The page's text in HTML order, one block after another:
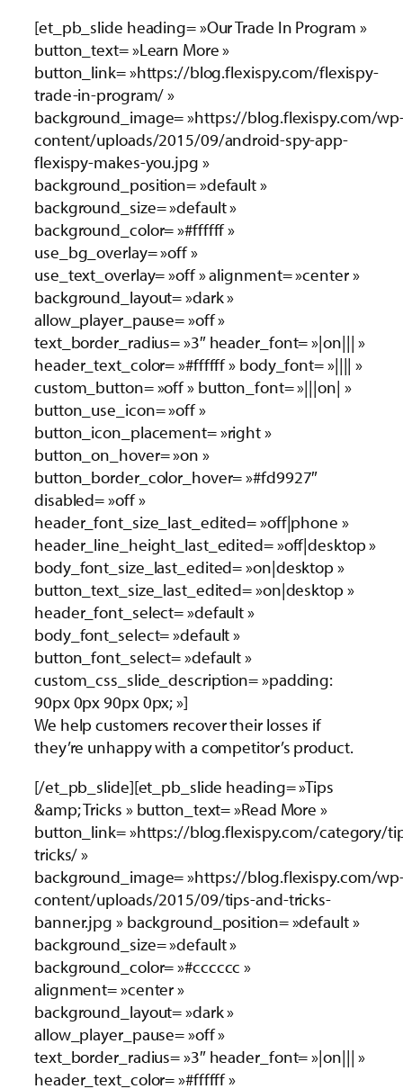
[et_pb_slide heading= »Our Trade In Program »
button_text= »Learn More »
button_link= »https://blog.flexispy.com/flexispy-
trade-in-program/ »
background_image= »https://blog.flexispy.com/
content/uploads/2015/09/android-spy-app-
flexispy-makes-you.jpg »
background_position= »default »
background_size= »default »
background_color= »#ffffff »
use_bg_overlay= »off »
use_text_overlay= »off » alignment= »center »
background_layout= »dark »
allow_player_pause= »off »
text_border_radius= »3″ header_font= »|on||| »
header_text_color= »#ffffff » body_font= »|||| »
custom_button= »off » button_font= »|||on| »
button_use_icon= »off »
button_icon_placement= »right »
button_on_hover= »on »
button_border_color_hover= »#fd9927″
disabled= »off »
header_font_size_last_edited= »off|phone »
header_line_height_last_edited= »off|desktop »
body_font_size_last_edited= »on|desktop »
button_text_size_last_edited= »on|desktop »
header_font_select= »default »
body_font_select= »default »
button_font_select= »default »
custom_css_slide_description= »padding:
90px 0px 90px 0px; »]
We help customers recover their losses if
they’re unhappy with a competitor’s product.
[/et_pb_slide][et_pb_slide heading= »Tips
&amp; Tricks » button_text= »Read More »
button_link= »https://blog.flexispy.com/category/
tricks/ »
background_image= »https://blog.flexispy.com/
content/uploads/2015/09/tips-and-tricks-
banner.jpg » background_position= »default »
background_size= »default »
background_color= »#cccccc »
alignment= »center »
background_layout= »dark »
allow_player_pause= »off »
text_border_radius= »3″ header_font= »|on||| »
header_text_color= »#ffffff »